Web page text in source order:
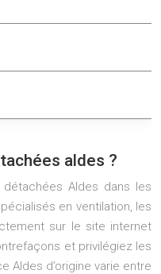
aldes ?
Aldes dans les
en ventilation, les
sur le site internet
et privilégiez les
Aldes d’origine varie entre